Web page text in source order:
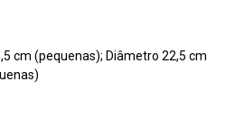
cm (pequenas); Diâmetro 22,5 cm